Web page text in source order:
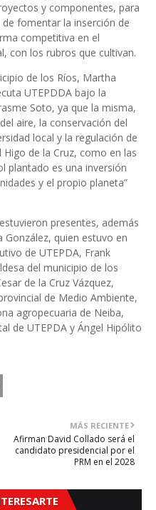
y componentes, para
fomentar la inserción de
competitiva en el
con los rubros que cultivan.
de los Ríos, Martha
UTEPDDA bajo la
Soto, ya que la misma,
aire, la conservación del
local y la regulación de
de la Cruz, como en las
plantado es una inversión
y el propio planeta”
presentes, además
González, quien estuvo en
de UTEPDA, Frank
del municipio de los
de la Cruz Vázquez,
de Medio Ambiente,
agropecuaria de Neiba,
de UTEPDA y Ángel Hipólito
MÁS RECIENTE
Afirman David Collado será el
candidato presidencial por el
PRM en el 2028